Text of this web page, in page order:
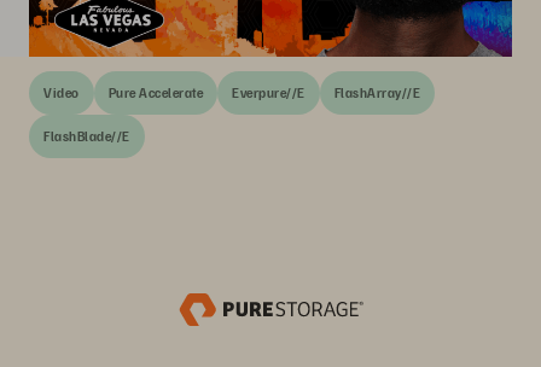
Video Pure Accelerate Everpure//E FlashArray//E
FlashBlade//E